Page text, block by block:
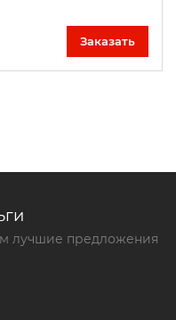
Заказать
лучшие предложения